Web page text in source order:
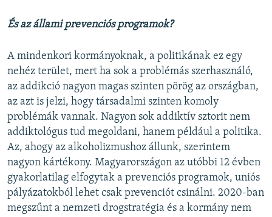
És az állami prevenciós programok?
A mindenkori kormányoknak, a politikának ez egy
nehéz terület, mert ha sok a problémás szerhasználó,
az addikció nagyon magas szinten pörög az országban,
az azt is jelzi, hogy társadalmi szinten komoly
problémák vannak. Nagyon sok addiktív sztorit nem
addiktológus tud megoldani, hanem például a politika.
Az, ahogy az alkoholizmushoz állunk, szerintem
nagyon kártékony. Magyarországon az utóbbi 12 évben
gyakorlatilag elfogytak a prevenciós programok, uniós
pályázatokból lehet csak prevenciót csinálni. 2020-ban
megszűnt a nemzeti drogstratégia és a kormány nem